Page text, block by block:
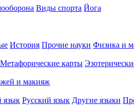
Виды спорта Йога
История Прочие науки Физика и
Метафорические карты
и макияж
язык Русский язык Другие языки